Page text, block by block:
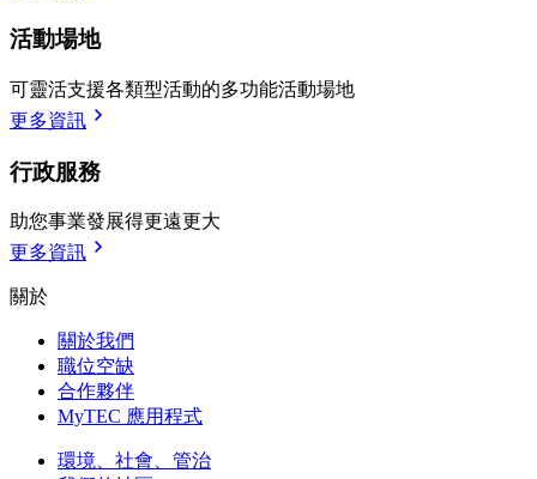
活動場地
可靈活支援各類型活動的多功能活動場地
更多資訊
行政服務
助您事業發展得更遠更大
更多資訊
關於
關於我們
職位空缺
合作夥伴
MyTEC 應用程式
環境、社會、管治